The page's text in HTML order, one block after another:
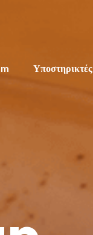
Υποστηρικτές